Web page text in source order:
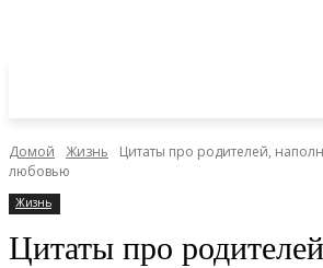
Домой Жизнь
Цитаты про родителей,
любовью
Жизнь
Цитаты про